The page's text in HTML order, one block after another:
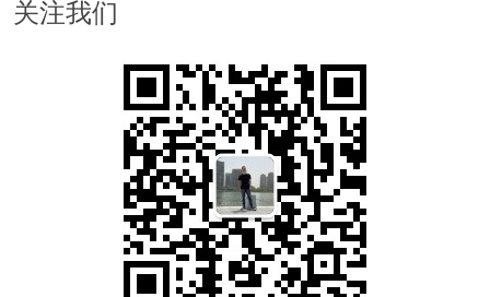
关注我们